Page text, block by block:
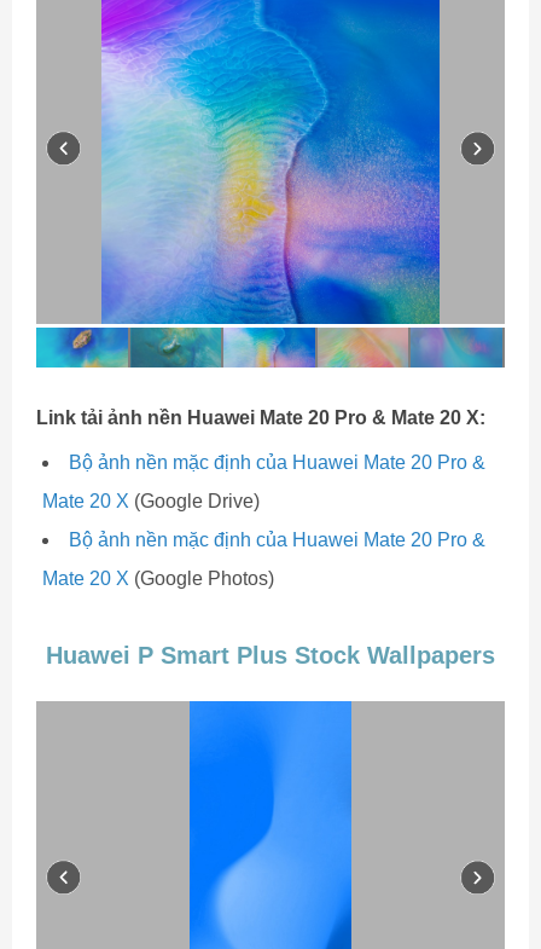
Link tải ảnh nền Huawei Mate 20 Pro & Mate 20 X:
Bộ ảnh nền mặc định của Huawei Mate 20 Pro &
Mate 20 X (Google Drive)
Bộ ảnh nền mặc định của Huawei Mate 20 Pro &
Mate 20 X (Google Photos)
Huawei P Smart Plus Stock Wallpapers